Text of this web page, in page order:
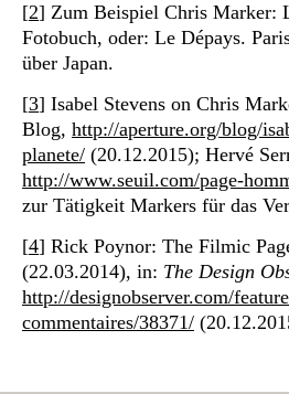
[2] Zum Beispiel Chris Marker:
Fotobuch, oder: Le Dépays.
über Japan.
[3] Isabel Stevens on Chris
Blog, http://aperture.org/blog/
planete/ (20.12.2015); Hervé
http://www.seuil.com/page-
zur Tätigkeit Markers für das
[4] Rick Poynor: The Filmic
(22.03.2014), in: The Design
http://designobserver.com/
commentaires/38371/